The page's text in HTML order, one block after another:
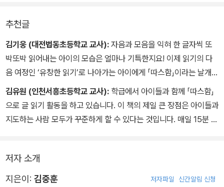
추천글
김기웅 (대전법동초등학교 교사): 자음과 모음을 익혀 한 글자씩 또
박또박 읽어내는 아이의 모습은 얼마나 기특한지요! 이제 읽기의 다
음 여정인 ‘유창한 읽기’로 나아가는 아이에게 「따스함」이라는 날개를
달아줄 차례입니다. 「따스함」을 통해 이 세상의 모든 아름다운 글들을
벗 삼아, 배움의 창공에서 자유를 누릴 것을 벅찬 가슴으로 기다립니
다.
김유원 (인천서흥초등학교 교사): 학급에서 아이들과 함께 「따스함」
으로 글 읽기 활동을 하고 있습니다. 이 책의 제일 큰 장점은 아이들과
지도하는 사람 모두가 꾸준하게 할 수 있다는 것입니다. 매일 15분 글
저자 소개
지은이: 김중훈 저자파일 신간알림 신청